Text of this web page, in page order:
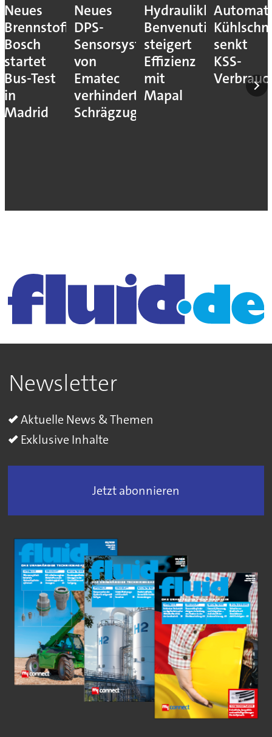
Neues
Brennstoffzellensystem:
Bosch
startet
Bus-Test
in
Madrid
Neues
DPS-
Sensorsystem
von
Ematec
verhindert
Schrägzug
Hydraulikhersteller
Benvenuti
steigert
Effizienz
mit
Mapal
senkt
KSS-
Newsletter
Aktuelle News & Themen
Exklusive Inhalte
Jetzt abonnieren